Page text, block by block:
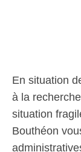
En situation
à la
situation
Bouthéon